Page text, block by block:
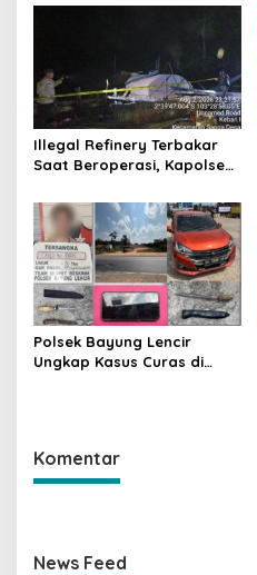
Presisi
Illegal Refinery Terbakar
Saat Beroperasi, Kapolsek
Penindakan dan
Pencegahan Terus
Dilakukan
Polsek Bayung Lencir
Ungkap Kasus Curas di
Komentar
News Feed